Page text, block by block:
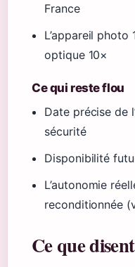
France
L’appareil
optique 10×
Ce qui reste flou
Date précise de
sécurité
Disponibilité
L’autonomie
reconditionnée
Ce que